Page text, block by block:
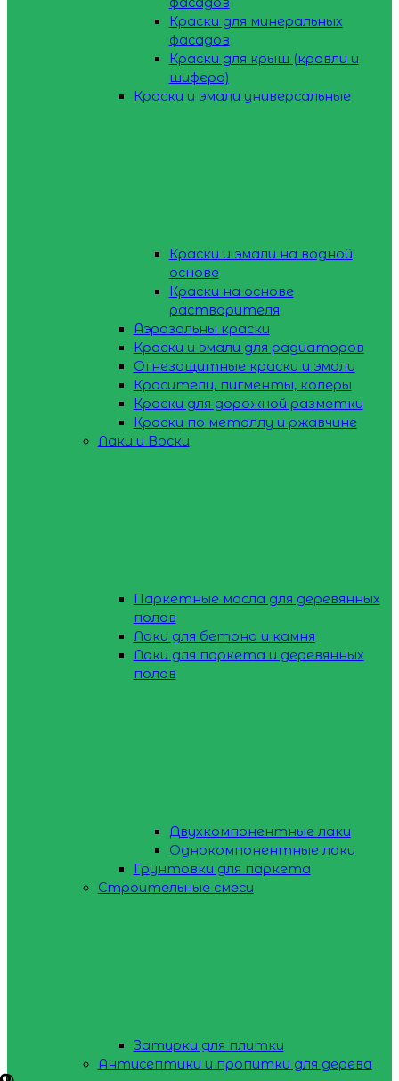
Краски для минеральных
фасадов
Краски для крыш (кровли и
шифера)
Краски и эмали универсальные
Краски и эмали на водной
основе
Краски на основе
растворителя
Аэрозольны краски
Краски и эмали для радиаторов
Огнезащитные краски и эмали
Красители, пигменты, колеры
Краски для дорожной разметки
Краски по металлу и ржавчине
Лаки и Воски
Паркетные масла для деревянных
полов
Лаки для бетона и камня
Лаки для паркета и деревянных
полов
Двухкомпонентные лаки
Однокомпонентные лаки
Грунтовки для паркета
Строительные смеси
Затирки для плитки
Антисептики и пропитки для дерева